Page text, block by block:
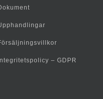
Integritetspolicy – GDPR